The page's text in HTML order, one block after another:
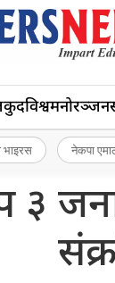
विश्वमनोरञ्जन
भाइरस नेकपा
३